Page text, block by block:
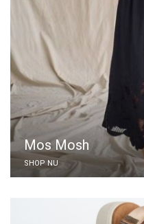
Mos Mosh
SHOP NU